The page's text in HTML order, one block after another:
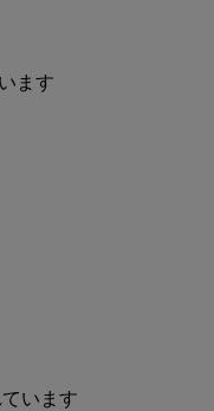
ます
ています